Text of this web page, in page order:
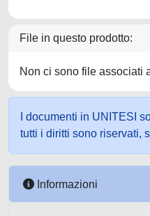
File in questo prodotto:
Non ci sono file associati
I documenti in UNITESI
tutti i diritti sono riservati,
Informazioni